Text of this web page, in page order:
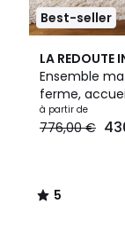
Best-seller
LA REDOUTE
Ensemble
ferme,
Prix
à
€
à partir de
776,00 €
5
/
5
2
Couleurs
5
/